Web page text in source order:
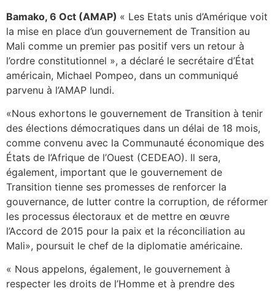
Bamako, 6 Oct (AMAP) « Les Etats unis d’Amérique voit
la mise en place d’un gouvernement de Transition au
Mali comme un premier pas positif vers un retour à
l’ordre constitutionnel », a déclaré le secrétaire d’État
américain, Michael Pompeo, dans un communiqué
parvenu à l’AMAP lundi.
«Nous exhortons le gouvernement de Transition à tenir
des élections démocratiques dans un délai de 18 mois,
comme convenu avec la Communauté économique des
États de l’Afrique de l’Ouest (CEDEAO). Il sera,
également, important que le gouvernement de
Transition tienne ses promesses de renforcer la
gouvernance, de lutter contre la corruption, de réformer
les processus électoraux et de mettre en œuvre
l’Accord de 2015 pour la paix et la réconciliation au
Mali», poursuit le chef de la diplomatie américaine.
« Nous appelons, également, le gouvernement à
respecter les droits de l’Homme et à prendre des